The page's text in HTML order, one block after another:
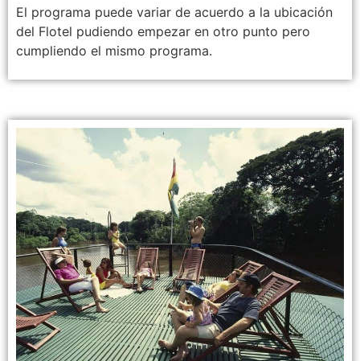
El programa puede variar de acuerdo a la ubicación
del Flotel pudiendo empezar en otro punto pero
cumpliendo el mismo programa.